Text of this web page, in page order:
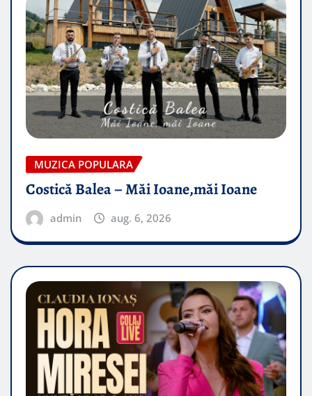
MUZICA POPULARA
Costică Balea – Măi Ioane,măi Ioane
admin aug. 6, 2026